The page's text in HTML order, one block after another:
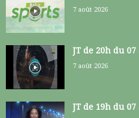
7 août 2026
JT de 20h du 07
7 août 2026
JT de 19h du 07